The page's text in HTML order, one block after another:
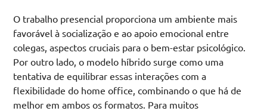
O trabalho presencial proporciona um ambiente mais
favorável à socialização e ao apoio emocional entre
colegas, aspectos cruciais para o bem-estar psicológico.
Por outro lado, o modelo híbrido surge como uma
tentativa de equilibrar essas interações com a
flexibilidade do home office, combinando o que há de
melhor em ambos os formatos. Para muitos